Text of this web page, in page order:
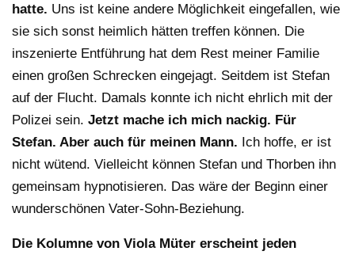
hatte. Uns ist keine andere Möglichkeit eingefallen, wie
sie sich sonst heimlich hätten treffen können. Die
inszenierte Entführung hat dem Rest meiner Familie
einen großen Schrecken eingejagt. Seitdem ist Stefan
auf der Flucht. Damals konnte ich nicht ehrlich mit der
Polizei sein. Jetzt mache ich mich nackig. Für
Stefan. Aber auch für meinen Mann. Ich hoffe, er ist
nicht wütend. Vielleicht können Stefan und Thorben ihn
gemeinsam hypnotisieren. Das wäre der Beginn einer
wunderschönen Vater-Sohn-Beziehung.
Die Kolumne von Viola Müter erscheint jeden